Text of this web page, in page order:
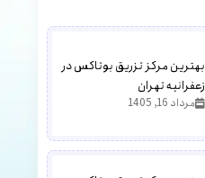
بهترین مرکز تزریق بوتاکس در
زعفرانیه تهران
مرداد 16, 1405